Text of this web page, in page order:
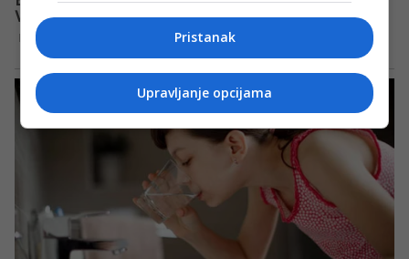
Pristanak
Upravljanje opcijama